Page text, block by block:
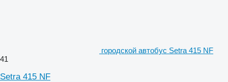
городской автобус Setra 415 NF
41
Setra 415 NF